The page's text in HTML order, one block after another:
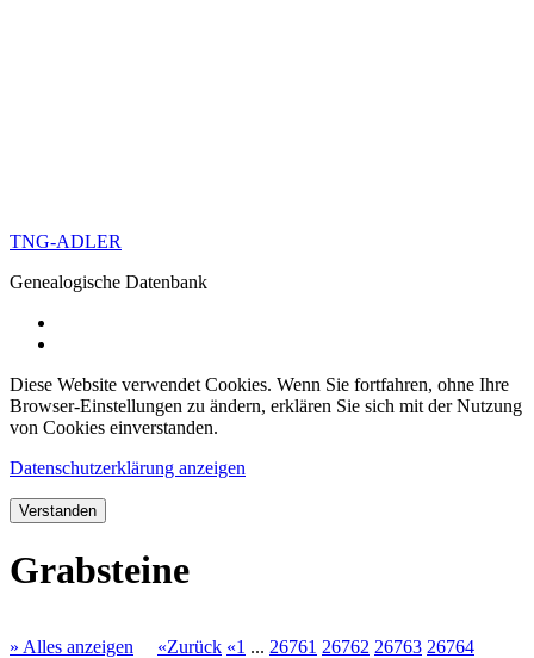
TNG-ADLER
Genealogische Datenbank
Diese Website verwendet Cookies. Wenn Sie fortfahren, ohne Ihre
Browser-Einstellungen zu ändern, erklären Sie sich mit der Nutzung
von Cookies einverstanden.
Datenschutzerklärung anzeigen
Verstanden
Grabsteine
» Alles anzeigen «Zurück «1 ... 26761 26762 26763 26764